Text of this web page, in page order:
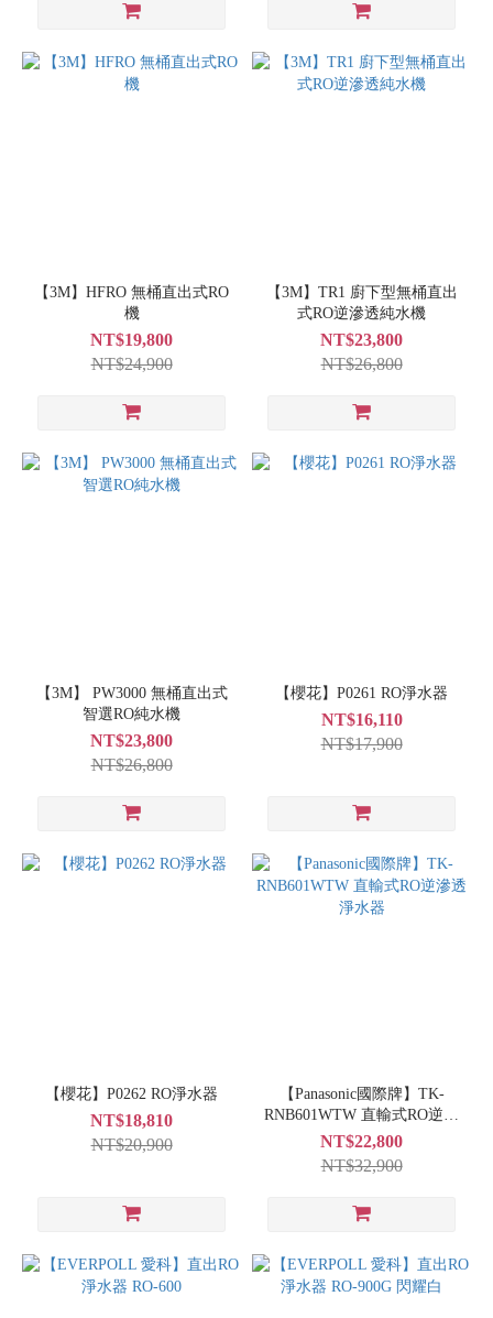
【3M】HFRO 無桶直出式RO
機
NT$19,800
NT$24,900
【3M】TR1 廚下型無桶直出
式RO逆滲透純水機
NT$23,800
NT$26,800
【3M】 PW3000 無桶直出式
智選RO純水機
NT$23,800
NT$26,800
【櫻花】P0261 RO淨水器
NT$16,110
NT$17,900
【櫻花】P0262 RO淨水器
NT$18,810
NT$20,900
【Panasonic國際牌】TK-
RNB601WTW 直輸式RO逆滲
透淨水器
NT$22,800
NT$32,900